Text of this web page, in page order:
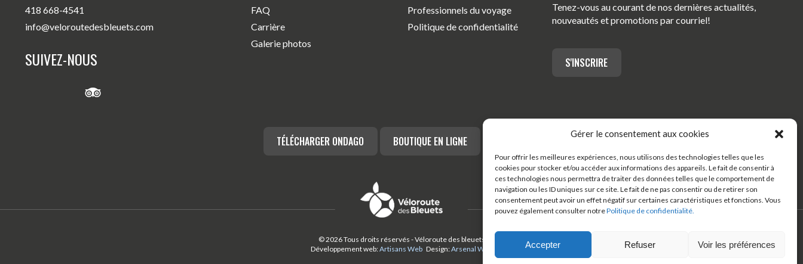
Gérer le consentement aux cookies
Pour offrir les meilleures expériences, nous utilisons des technologies telles que les
cookies pour stocker et/ou accéder aux informations des appareils. Le fait de consentir à
ces technologies nous permettra de traiter des données telles que le comportement de
navigation ou les ID uniques sur ce site. Le fait de ne pas consentir ou de retirer son
consentement peut avoir un effet négatif sur certaines caractéristiques et fonctions. Vous
pouvez également consulter notrePolitique de confidentialité.
Accepter Refuser Voir les préférences
418 668-4541
info@veloroutedesbleuets.com
SUIVEZ-NOUS
FAQ
Carrière
Galerie photos
Professionnels du voyage
Politique de confidentialité
Tenez-vous au courant de nos dernières actualités,
nouveautés et promotions par courriel!
S'INSCRIRE
TÉLÉCHARGER ONDAGO BOUTIQUE EN LIGNE
© 2026 Tous droits réservés - Véloroute des bleuets
Développement web:Artisans Web Design:Arsenal Web